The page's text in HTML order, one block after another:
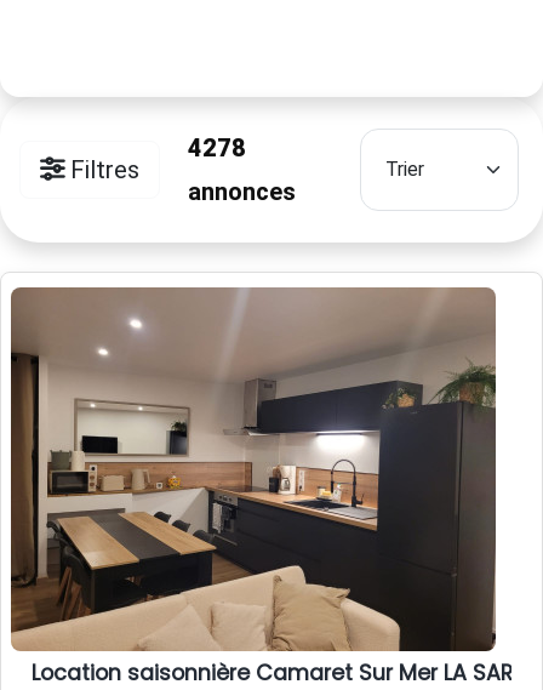
Filtres
4278
annonces
Location saisonnière Camaret Sur Mer LA